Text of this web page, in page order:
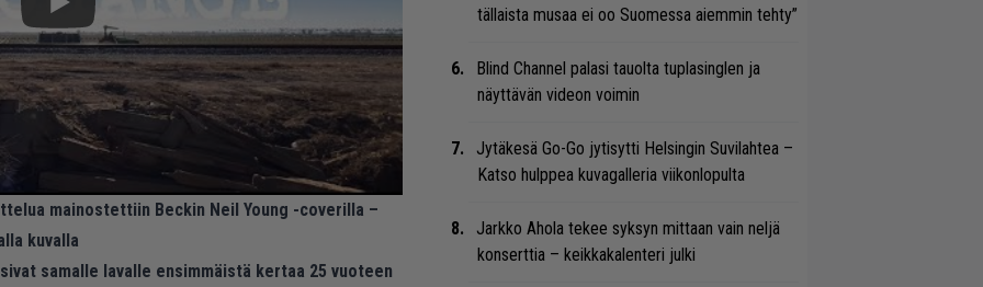
mainostettiin Beckin Neil Young -coverilla –
kuvalla
samalle lavalle ensimmäistä kertaa 25 vuoteen
tällaista musaa ei oo Suomessa aiemmin tehty”
Blind Channel palasi tauolta tuplasinglen ja
näyttävän videon voimin
Jytäkesä Go-Go jytisytti Helsingin Suvilahtea –
Katso hulppea kuvagalleria viikonlopulta
Jarkko Ahola tekee syksyn mittaan vain neljä
konserttia – keikkakalenteri julki